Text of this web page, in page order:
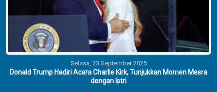
Selasa, 23 September 2025
Donald Trump Hadiri Acara Charlie Kirk, Tunjukkan Momen Mesra
dengan Istri